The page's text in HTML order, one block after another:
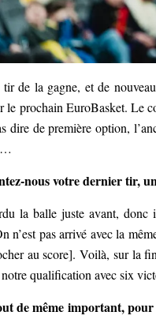
de la gagne, et de
le prochain EuroBasket. Le
dire de première option,
nous votre dernier tir,
la balle juste avant,
n’est pas arrivé avec la
au score]. Voilà, sur la
qualification avec six
de même important,